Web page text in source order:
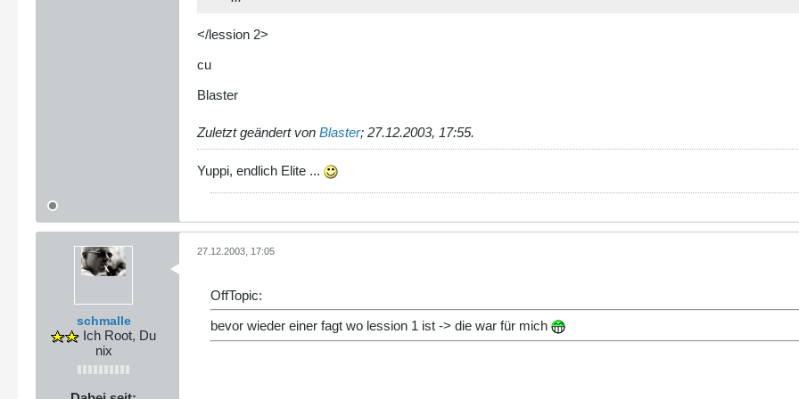
</lession 2>
cu
Blaster
Zuletzt geändert von Blaster; 27.12.2003, 17:55.
Yuppi, endlich Elite ...
schmalle
Ich Root, Du
nix
27.12.2003, 17:05
OffTopic:
bevor wieder einer fagt wo lession 1 ist -> die war für mich